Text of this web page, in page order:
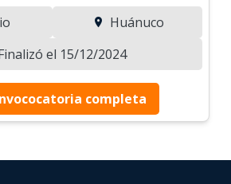
Huánuco
el 15/12/2024
completa